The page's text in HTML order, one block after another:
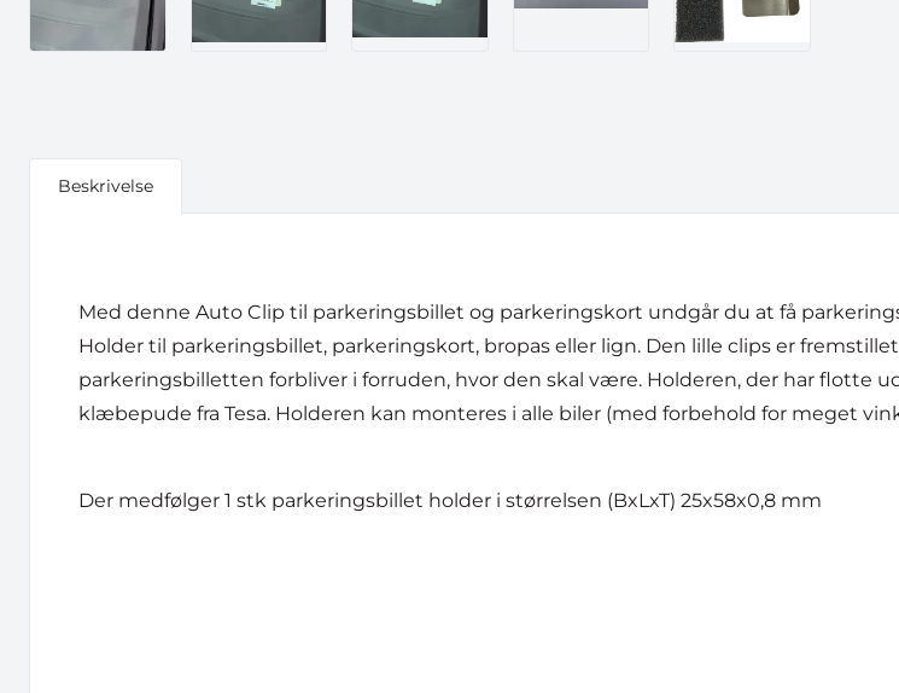
Beskrivelse
Med denne Auto Clip til parkeringsbillet og parkeringskort undgår du at få
Holder til parkeringsbillet, parkeringskort, bropas eller lign. Den lille clips er
parkeringsbilletten forbliver i forruden, hvor den skal være. Holderen, der har flotte
klæbepude fra Tesa. Holderen kan monteres i alle biler (med forbehold for meget
Der medfølger 1 stk parkeringsbillet holder i størrelsen (BxLxT) 25x58x0,8 mm